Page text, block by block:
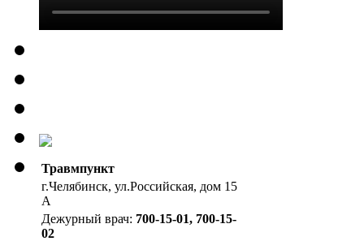
Травмпункт
г.Челябинск, ул.Российская, дом 15
А
Дежурный врач: 700-15-01, 700-15-
02